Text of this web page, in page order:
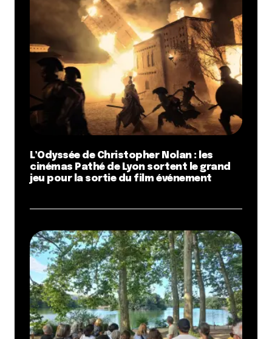
L’Odyssée de Christopher Nolan : les
cinémas Pathé de Lyon sortent le grand
jeu pour la sortie du film événement